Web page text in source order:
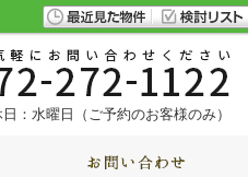
日：水曜日（ご予約のお客様のみ）